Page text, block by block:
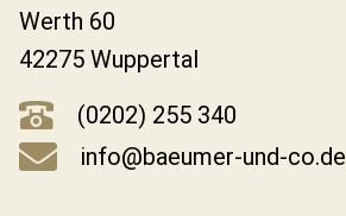
Werth 60
42275 Wuppertal
(0202) 255 340
info@baeumer-und-co.de